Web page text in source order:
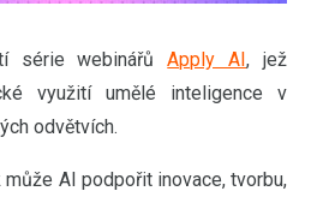
série webinářůApply AI, jež
využití umělé inteligence v
odvětvích.
může AI podpořit inovace, tvorbu,